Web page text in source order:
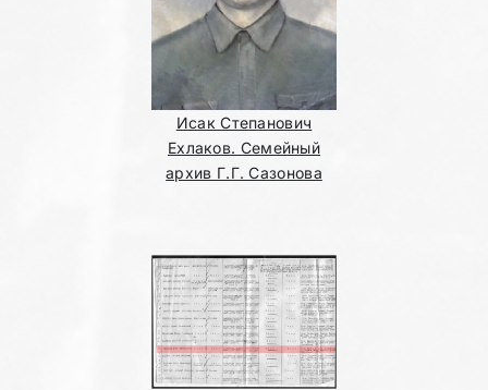
Исак Степанович
Ехлаков. Семейный
архив Г.Г. Сазонова